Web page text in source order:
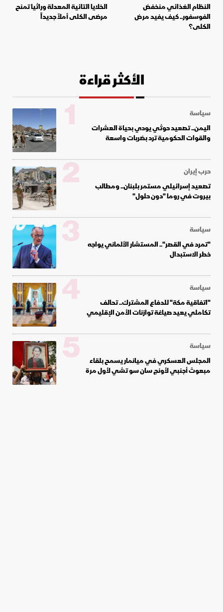
النظام الغذائي منخفض
الفوسفور.. كيف يفيد مرض
الكلى؟
الخلايا التائية المعدلة وراثيا تمنح
مرضى الكلى أملاً جديداً
الأكثر قراءة
سياسة
اليمن.. تصعيد حوثي يودي بحياة العشرات
والقوات الحكومية ترد بضربات واسعة
1
حرب إيران
تصعيد إسرائيلي مستمر بلبنان.. ومطالب
بيروت في روما "دون حلول"
2
سياسة
"تمرد في القصر".. المستشار الألماني يواجه
خطر الاستبدال
3
سياسة
"اتفاقية مكة" للدفاع المشترك.. تحالف
تكاملي يعيد صياغة توازنات الأمن الإقليمي 4
سياسة
المجلس العسكري في ميانمار يسمح بلقاء
مبعوث أجنبي لأونج سان سو تشي لأول مرة 5